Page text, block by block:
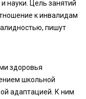
науки. Цель занятий
к инвалидам
пишут
здоровья
школьной
адаптацией. К ним